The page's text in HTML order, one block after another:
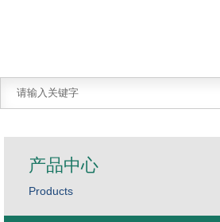
产品中心
Products